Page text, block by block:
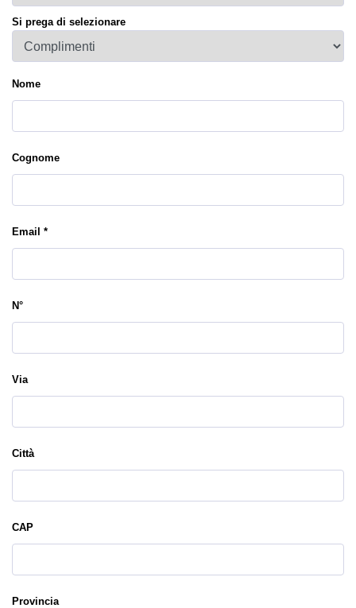
Si prega di selezionare
Nome
Cognome
Email *
N°
Via
Città
CAP
Provincia